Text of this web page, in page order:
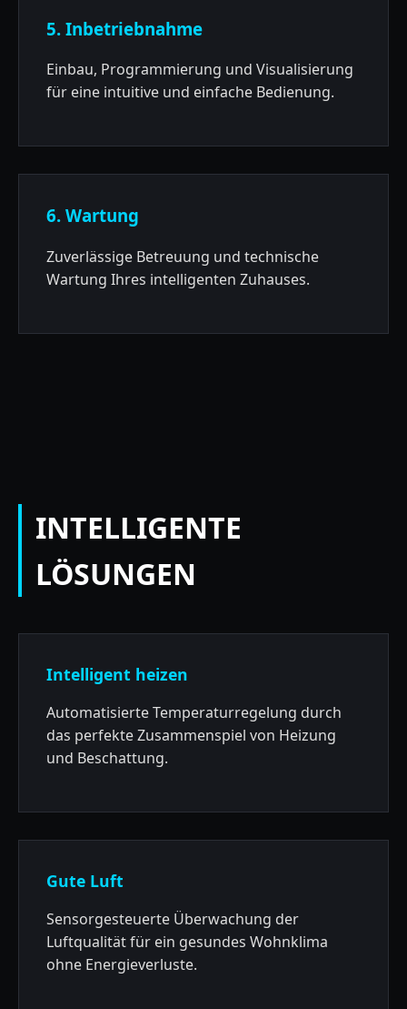
5. Inbetriebnahme
Einbau, Programmierung und Visualisierung
für eine intuitive und einfache Bedienung.
6. Wartung
Zuverlässige Betreuung und technische
Wartung Ihres intelligenten Zuhauses.
INTELLIGENTE
LÖSUNGEN
Intelligent heizen
Automatisierte Temperaturregelung durch
das perfekte Zusammenspiel von Heizung
und Beschattung.
Gute Luft
Sensorgesteuerte Überwachung der
Luftqualität für ein gesundes Wohnklima
ohne Energieverluste.